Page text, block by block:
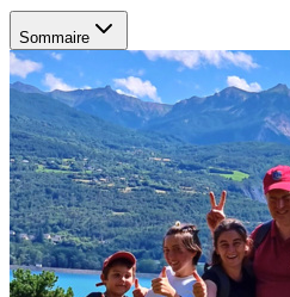
Sommaire